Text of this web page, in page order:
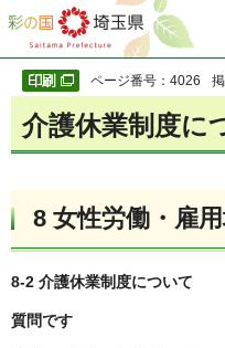
彩の国 埼玉県
ページ番号：4026
介護休業制度に
8 女性労働・雇
8-2 介護休業制度について
質問です